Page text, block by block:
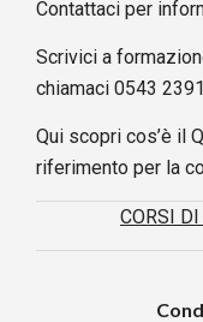
Contattaci per
Scrivici a
chiamaci 0543
Qui scopri cos’è il
riferimento per la
CORSI DI